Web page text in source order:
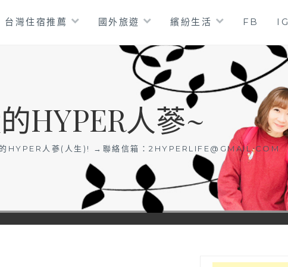
台灣住宿推薦 國外旅遊 繽紛生活 FB IG
HYPER人蔘~
HYPER人蔘(人生)! →聯絡信箱： 2HYPERLIFE@GMAIL.COM